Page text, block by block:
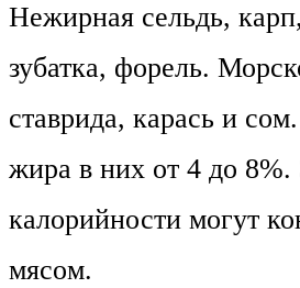
Нежирная сельдь,
зубатка, форель.
ставрида, карась и
жира в них от 4 до 8%.
калорийности могут
мясом.